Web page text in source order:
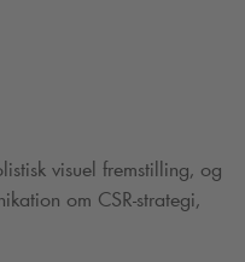
visuel fremstilling, og
om CSR-strategi,